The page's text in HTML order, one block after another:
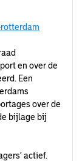
en over de
Een
over de
bijlage bij
actief.